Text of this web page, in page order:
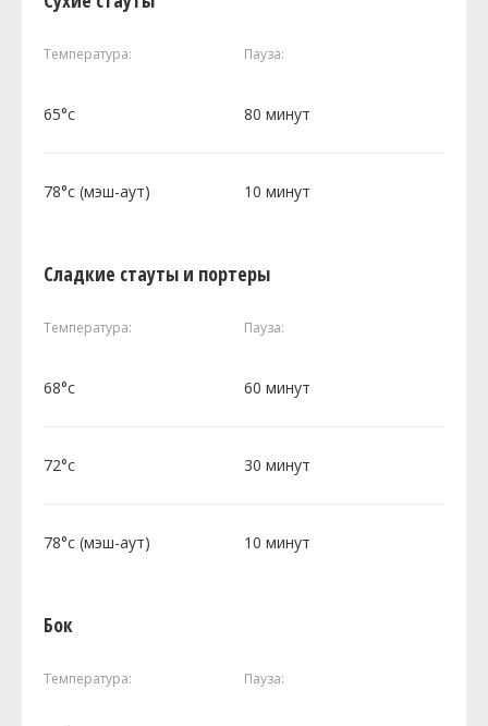
Температура: Пауза:
65°c 80 минут
78°c (мэш-аут) 10 минут
Сладкие стауты и портеры
Температура: Пауза:
68°c 60 минут
72°c 30 минут
78°c (мэш-аут) 10 минут
Бок
Температура: Пауза: